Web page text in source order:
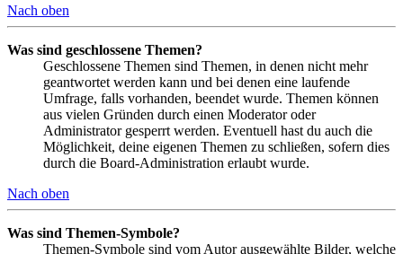
Nach oben
Was sind geschlossene Themen?
Geschlossene Themen sind Themen, in denen nicht mehr
geantwortet werden kann und bei denen eine laufende
Umfrage, falls vorhanden, beendet wurde. Themen können
aus vielen Gründen durch einen Moderator oder
Administrator gesperrt werden. Eventuell hast du auch die
Möglichkeit, deine eigenen Themen zu schließen, sofern dies
durch die Board-Administration erlaubt wurde.
Nach oben
Was sind Themen-Symbole?
Themen-Symbole sind vom Autor ausgewählte Bilder, welche